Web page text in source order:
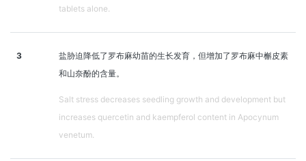
tablets alone.
3
盐胁迫降低了罗布麻幼苗的生长发育，但增加了罗布麻中槲皮素
和山奈酚的含量。
Salt stress decreases seedling growth and development but
increases quercetin and kaempferol content in Apocynum
venetum.